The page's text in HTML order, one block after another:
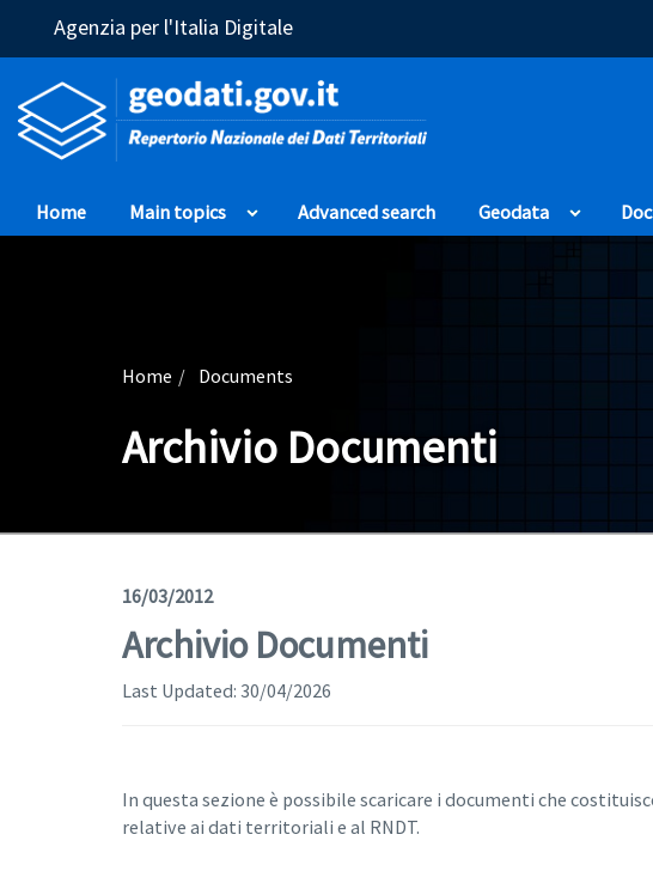
Agenzia per l'Italia Digitale(Opens in a new window)
Home Main topics Advanced search Geodata
Home Documents
Archivio Documenti
16/03/2012
Archivio Documenti
Last Updated: 30/04/2026
In questa sezione è possibile scaricare i documenti che
relative ai dati territoriali e al RNDT.